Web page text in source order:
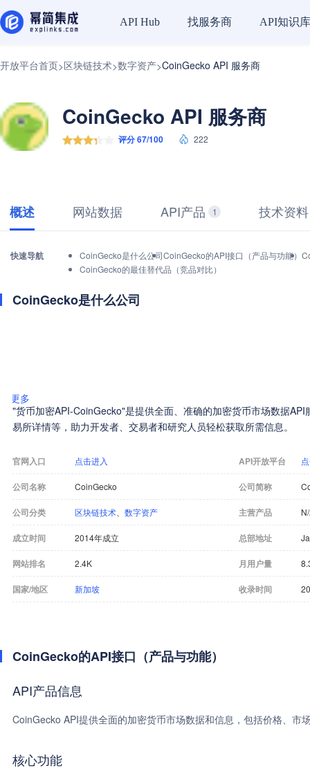
API Hub 找服务商 API知识库
开放平台首页>区块链技术>数字资产>CoinGecko API 服务商
CoinGecko API 服务商
评分 67/100 222
概述 网站数据 API产品 1 技术资料
快速导航 CoinGecko是什么公司CoinGecko的API接口（产品与功能）
CoinGecko的最佳替代品（竞品对比）
CoinGecko是什么公司
更多
"货币加密API-CoinGecko"是提供全面、准确的加密货币市场数据
易所详情等，助力开发者、交易者和研究人员轻松获取所需信息。
官网入口 点击进入 API开放平台
公司名称 CoinGecko 公司简称
公司分类 区块链技术 数字资产 主营产品
成立时间 2014年成立 总部地址
网站排名 2.4K 月用户量
国家/地区 新加坡 收录时间
CoinGecko的API接口（产品与功能）
API产品信息
CoinGecko API提供全面的加密货币市场数据和信息，包括价格、市
核心功能